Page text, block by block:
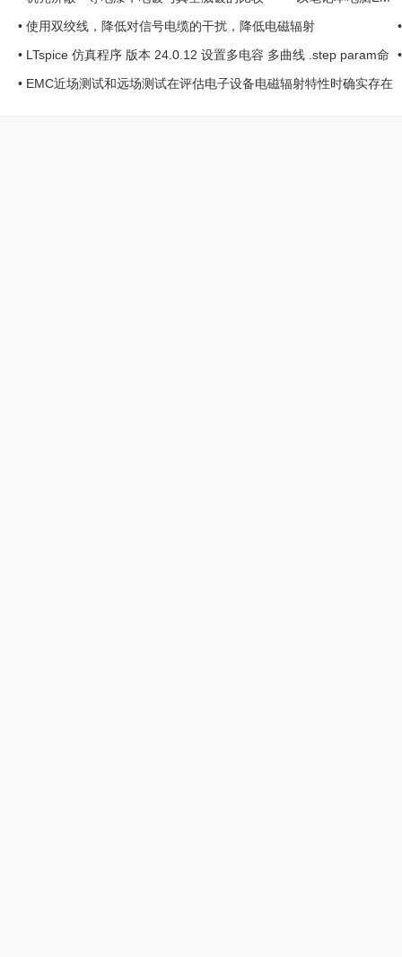
C整改案例 ... ...
• 使用双绞线，降低对信号电缆的干扰，降低电磁辐射
• LTspice 仿真程序 版本 24.0.12 设置多电容 多曲线 .step param命
令
• EMC近场测试和远场测试在评估电子设备电磁辐射特性时确实存在